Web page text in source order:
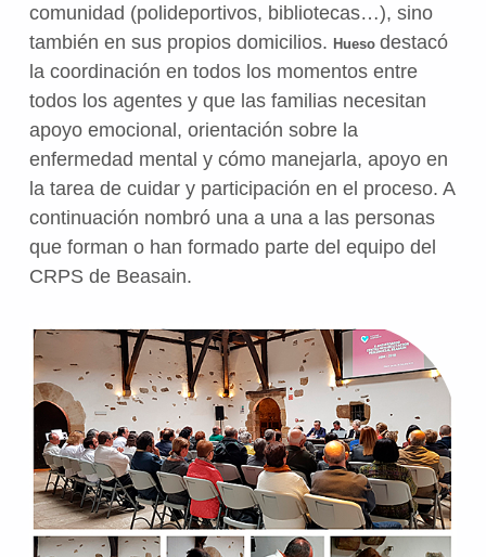
comunidad (polideportivos, bibliotecas…), sino
también en sus propios domicilios. Hueso destacó
la coordinación en todos los momentos entre
todos los agentes y que las familias necesitan
apoyo emocional, orientación sobre la
enfermedad mental y cómo manejarla, apoyo en
la tarea de cuidar y participación en el proceso. A
continuación nombró una a una a las personas
que forman o han formado parte del equipo del
CRPS de Beasain.